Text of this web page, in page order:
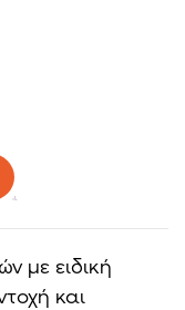
με ειδική
και